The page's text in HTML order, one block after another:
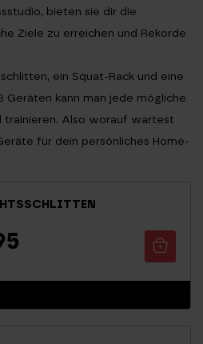
bieten sie dir die
Ziele zu erreichen und Rekorde
, ein Squat-Rack und eine
Geräten kann man jede mögliche
trainieren. Also worauf wartest
für dein persönliches Home-